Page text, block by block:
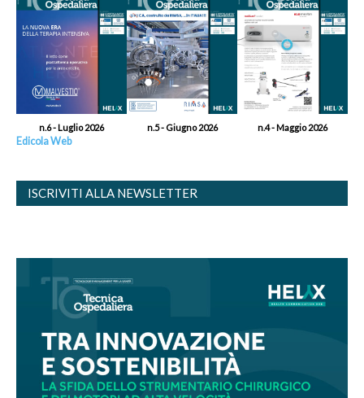
n.6 - Luglio 2026 n.5 - Giugno 2026 n.4 - Maggio 2026
Edicola Web
ISCRIVITI ALLA NEWSLETTER